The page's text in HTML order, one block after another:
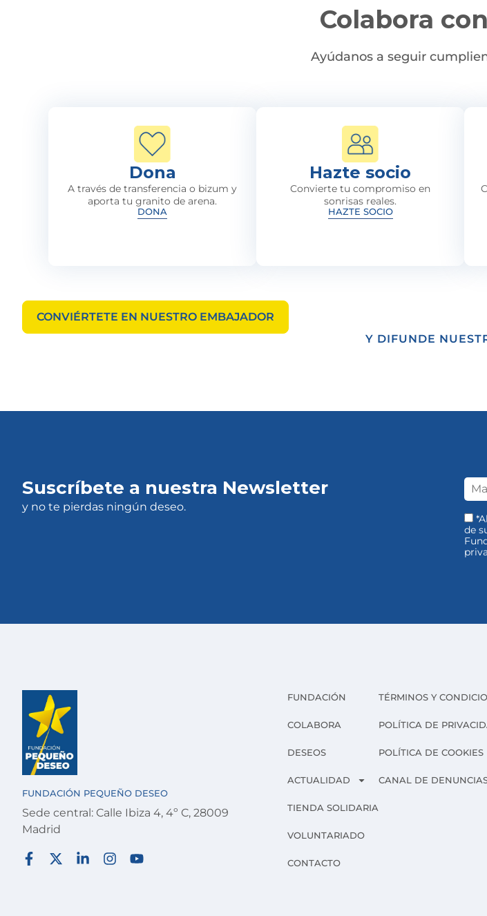
Colabora
Ayúdanos a seguir
Dona
A través de transferencia o bizum y
aporta tu granito de arena.
DONA
Hazte socio
Convierte tu compromiso en
sonrisas reales.
HAZTE SOCIO
CONVIÉRTETE EN NUESTRO EMBAJADOR
Y DIFUNDE
Suscríbete a nuestra Newsletter
y no te pierdas ningún deseo.
de
FUNDACIÓN PEQUEÑO DESEO
Sede central: Calle Ibiza 4, 4º C, 28009
Madrid
FUNDACIÓN
COLABORA
DESEOS
ACTUALIDAD
TIENDA SOLIDARIA
VOLUNTARIADO
CONTACTO
TÉRMINOS Y
POLÍTICA DE
POLÍTICA DE COOKIES
CANAL DE